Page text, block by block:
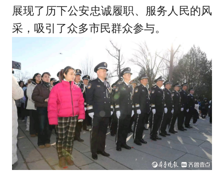
展现了历下公安忠诚履职、服务人民的风
采，吸引了众多市民群众参与。